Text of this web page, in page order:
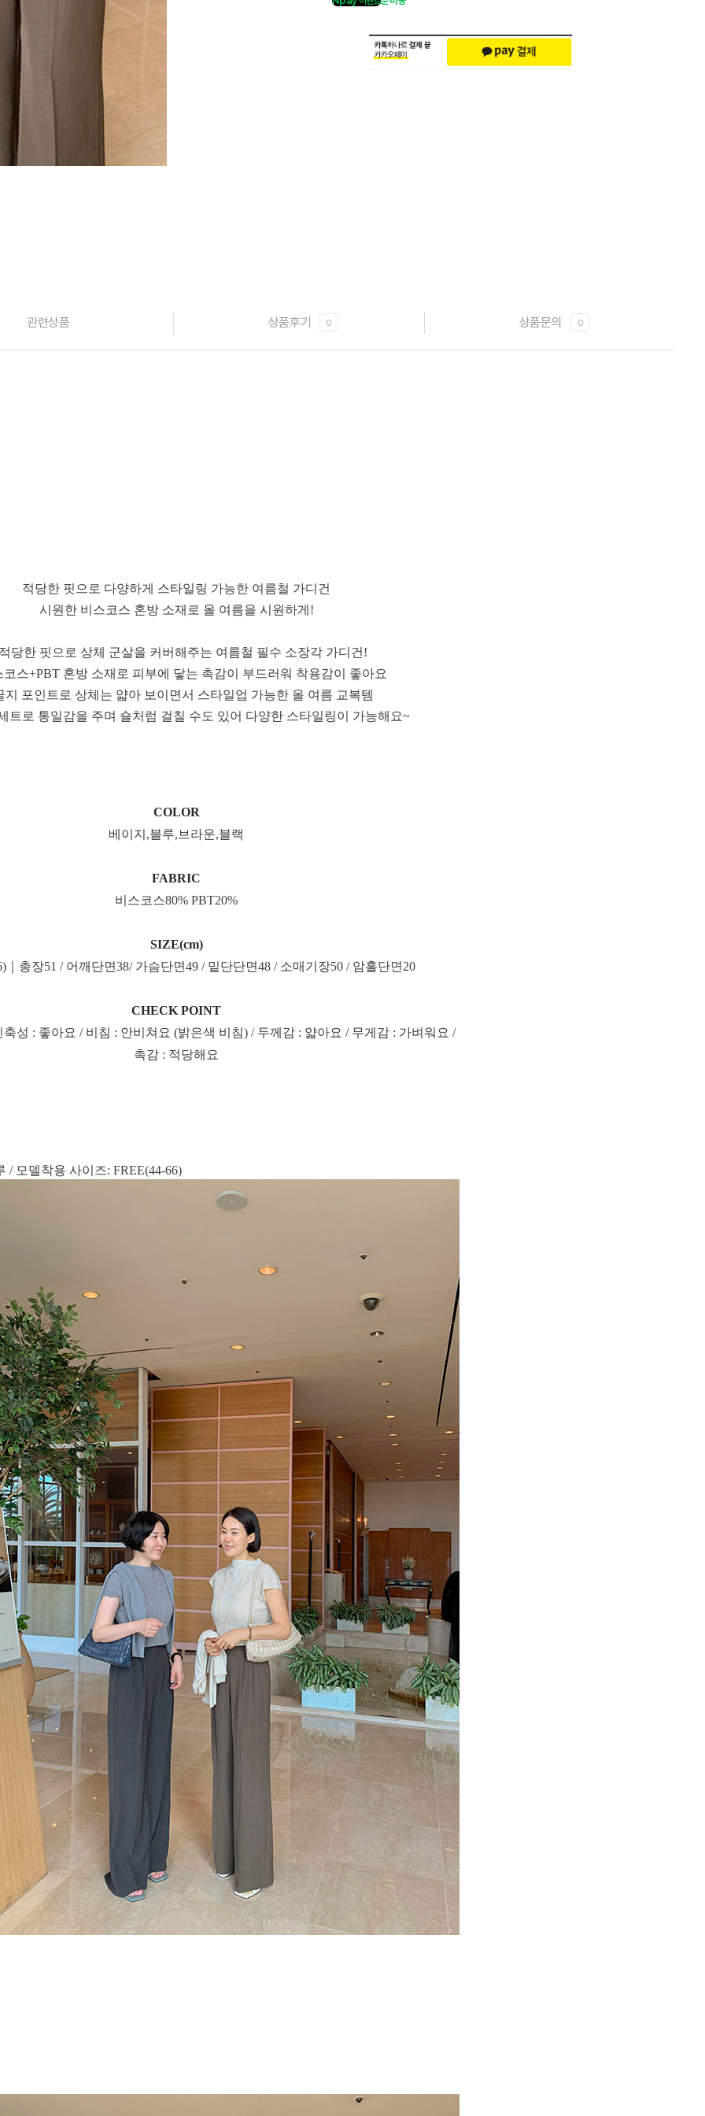
관련상품 상품후기 0 상품문의 0
적당한 핏으로 다양하게 스타일링 가능한 여름철 가디건
시원한 비스코스 혼방 소재로 올 여름을 시원하게!
당한 핏으로 상체 군살을 커버해주는 여름철 필수 소장각 가디건!
스+PBT 혼방 소재로 피부에 닿는 촉감이 부드러워 착용감이 좋아요
포인트로 상체는 얇아 보이면서 스타일업 가능한 올 여름 교복템
트로 통일감을 주며 숄처럼 걸칠 수도 있어 다양한 스타일링이 가능해요~
COLOR
베이지,블루,브라운,블랙
FABRIC
비스코스80% PBT20%
SIZE(cm)
｜총장51 / 어깨단면38/ 가슴단면49 / 밑단단면48 / 소매기장50 / 암홀단면20
CHECK POINT
성 : 좋아요 / 비침 : 안비쳐요 (밝은색 비침) / 두께감 : 얇아요 / 무게감 : 가벼워요 /
촉감 : 적당해요
/ 모델착용 사이즈: FREE(44-66)